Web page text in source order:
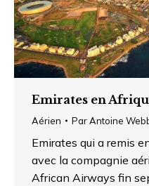
Emirates en
Aérien ParAntoine
Emirates qui a remis
avec la compagnie
African Airways fin